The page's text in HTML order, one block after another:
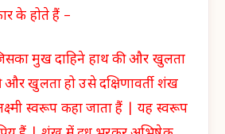
के होते हैं –
मुख दाहिने हाथ की और खुलता
और खुलता हो उसे दक्षिणावर्ती शंख
स्वरूप कहा जाता हैं | यह स्वरूप